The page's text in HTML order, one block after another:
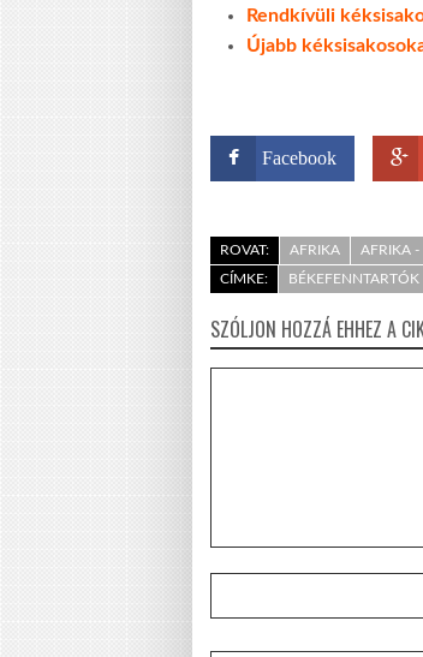
Rendkívüli
Újabb
Facebook
ROVAT: AFRIKA
AFRIKA -
CÍMKE:
BÉKEFENNTARTÓK
SZÓLJON HOZZÁ EHHEZ A